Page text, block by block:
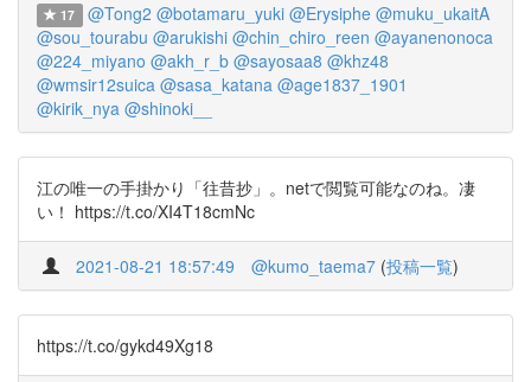
17 @Tong2 @botamaru_yuki @Erysiphe @muku_ukaitA
@sou_tourabu @arukishi @chin_chiro_reen @ayanenonoca
@224_miyano @akh_r_b @sayosaa8 @khz48
@wmsir12suica @sasa_katana @age1837_1901
@kirik_nya @shinoki__
江の唯一の手掛かり「往昔抄」。netで閲覧可能なのね。凄
い！ https://t.co/XI4T18cmNc
2021-08-21 18:57:49 @kumo_taema7 (投稿一覧)
https://t.co/gykd49Xg18